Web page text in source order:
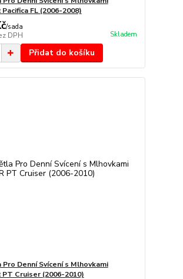
Pacifica FL (2006-2008)
/sada
DPH Skladem
Přidat do košíku
Pro Denní Svícení s Mlhovkami
PT Cruiser (2006-2010)